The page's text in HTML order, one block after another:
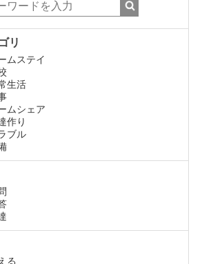
リ
ムステイ
生活
ムシェア
作り
ブル
る